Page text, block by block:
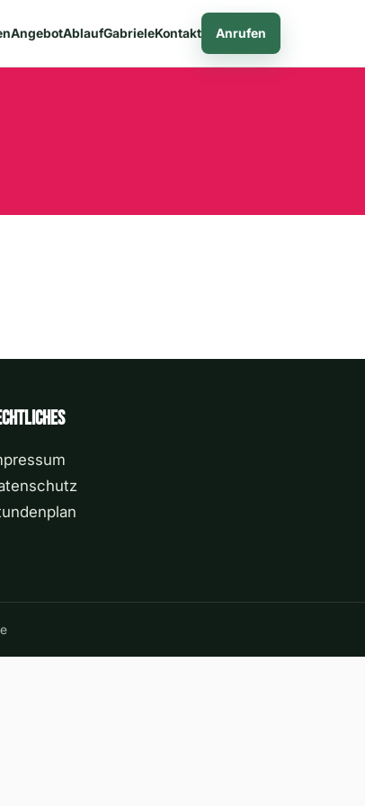
AngebotAblaufGabrieleKontakt Anrufen